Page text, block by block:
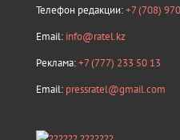
Телефон редакции:+7 (708)
Email: info@ratel.kz
Реклама:+7 (777) 233 50 13
Email: pressratel@gmail.com